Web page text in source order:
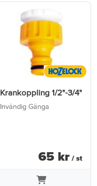
Krankoppling 1/2"-3/4"
Invändig Gänga
65 kr / st